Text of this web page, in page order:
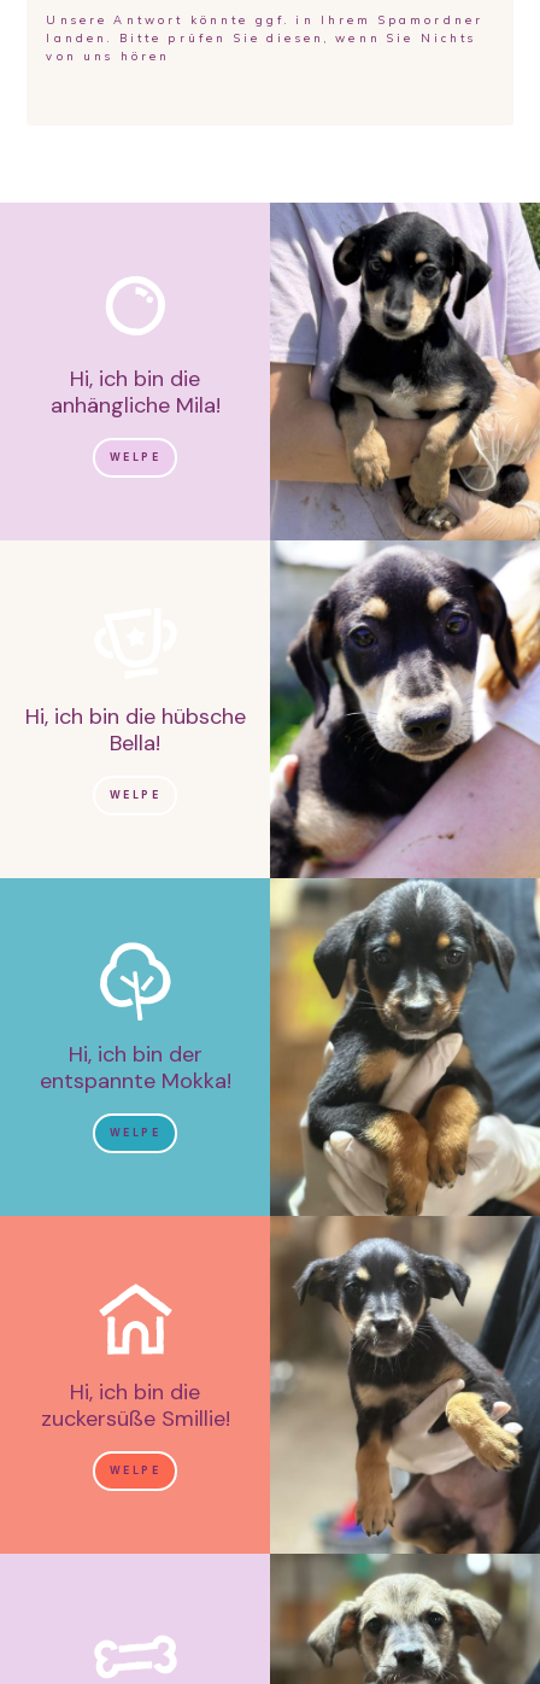
Unsere Antwort könnte ggf. in Ihrem Spamordner
landen. Bitte prüfen Sie diesen, wenn Sie Nichts
von uns hören
Hi, ich bin die
anhängliche Mila!
WELPE
Hi, ich bin die hübsche
Bella!
WELPE
Hi, ich bin der
entspannte Mokka!
WELPE
Hi, ich bin die
zuckersüße Smillie!
WELPE